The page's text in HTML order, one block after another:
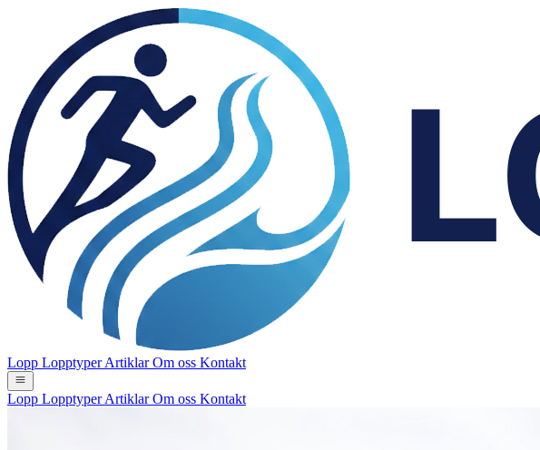
Lopp LopptyperArtiklarOm oss Kontakt
Lopp LopptyperArtiklarOm oss Kontakt